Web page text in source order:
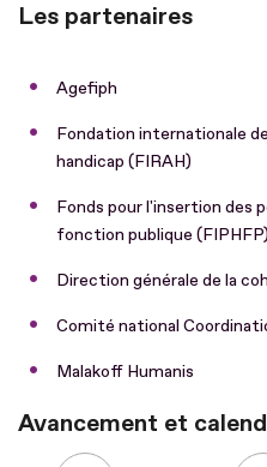
Les partenaires
Agefiph
Fondation internationale
handicap (FIRAH)
Fonds pour l'insertion des
fonction publique (FIPHFP)
Direction générale de la
Comité national
Malakoff Humanis
Avancement et